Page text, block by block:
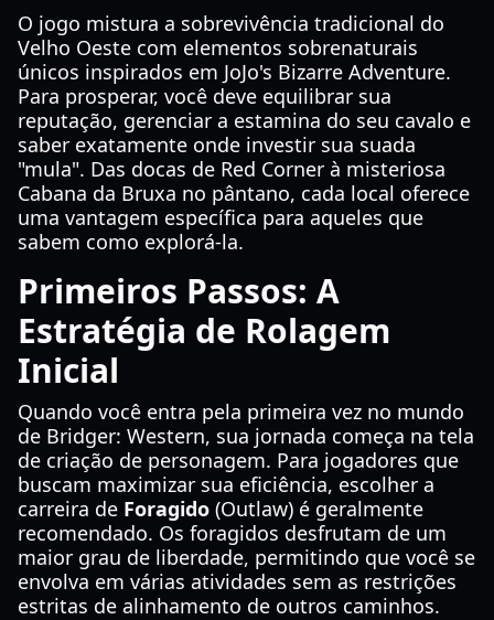
O jogo mistura a sobrevivência tradicional do
Velho Oeste com elementos sobrenaturais
únicos inspirados em JoJo's Bizarre Adventure.
Para prosperar, você deve equilibrar sua
reputação, gerenciar a estamina do seu cavalo e
saber exatamente onde investir sua suada
"mula". Das docas de Red Corner à misteriosa
Cabana da Bruxa no pântano, cada local oferece
uma vantagem específica para aqueles que
sabem como explorá-la.
Primeiros Passos: A
Estratégia de Rolagem
Inicial
Quando você entra pela primeira vez no mundo
de Bridger: Western, sua jornada começa na tela
de criação de personagem. Para jogadores que
buscam maximizar sua eficiência, escolher a
carreira de Foragido (Outlaw) é geralmente
recomendado. Os foragidos desfrutam de um
maior grau de liberdade, permitindo que você se
envolva em várias atividades sem as restrições
estritas de alinhamento de outros caminhos.